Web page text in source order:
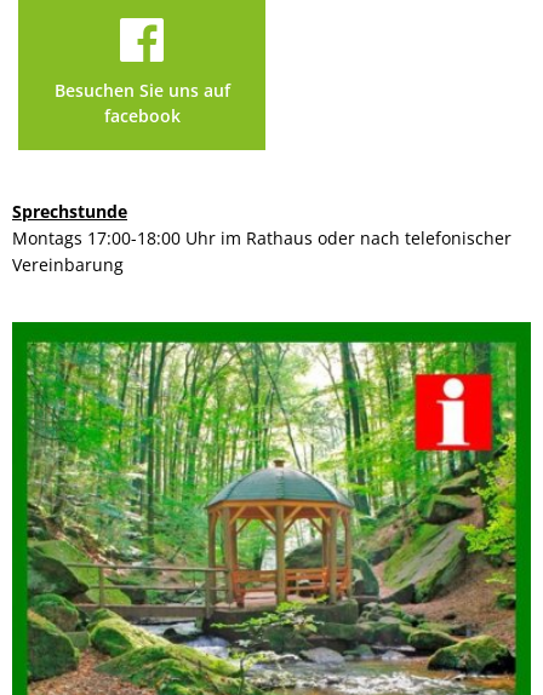
Besuchen Sie uns auf
facebook
Sprechstunde
Montags 17:00-18:00 Uhr im Rathaus oder nach telefonischer
Vereinbarung